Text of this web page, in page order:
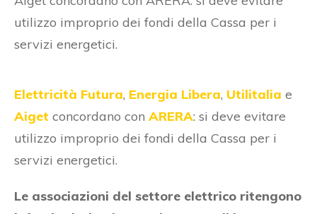
utilizzo improprio dei fondi della Cassa per i
servizi energetici.
Elettricità Futura, Energia Libera, Utilitalia e
Aiget concordano con ARERA: si deve evitare
utilizzo improprio dei fondi della Cassa per i
servizi energetici.
Le associazioni del settore elettrico ritengono